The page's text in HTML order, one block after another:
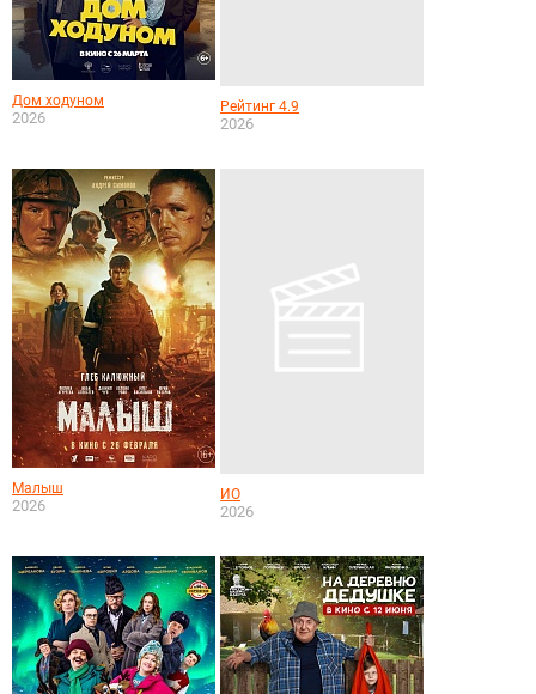
Дом ходуном
2026
Рейтинг 4.9
2026
Малыш
2026
ИО
2026